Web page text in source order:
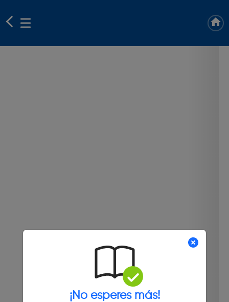
¡No esperes más!